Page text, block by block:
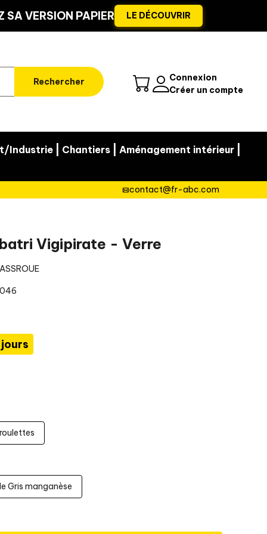
VERSION PAPIER LE DÉCOUVRIR
Rechercher
Connexion
Créer un compte
Industrie Chantiers Aménagement intérieur
contact@fr-abc.com
Vigipirate - Verre
Gris manganèse